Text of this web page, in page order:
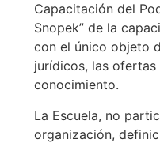
Capacitación del
Snopek” de la
con el único objeto
jurídicos, las ofertas
conocimiento.
La Escuela, no
organización,